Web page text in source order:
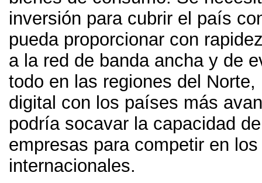
inversión para cubrir el país
pueda proporcionar con
a la red de banda ancha y de
todo en las regiones del Norte,
digital con los países más
podría socavar la capacidad
empresas para competir en
internacionales.